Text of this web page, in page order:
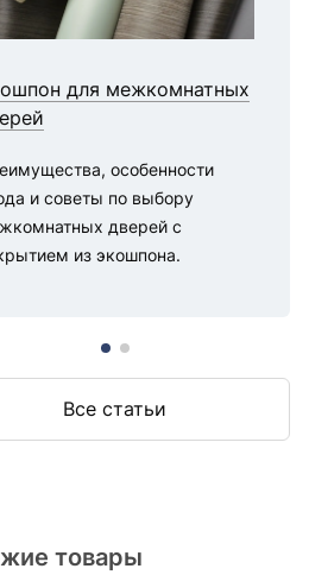
для межкомнатных
особенности
и советы по выбору
дверей с
из экошпона.
Все статьи
товары